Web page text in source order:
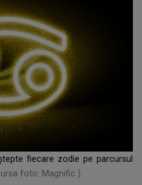
fiecare zodie pe parcursul
foto: Magnific )